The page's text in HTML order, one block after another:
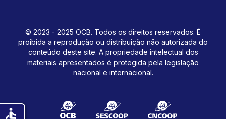
© 2023 - 2025 OCB. Todos os direitos reservados. É
proibida a reprodução ou distribuição não autorizada do
conteúdo deste site. A propriedade intelectual dos
materiais apresentados é protegida pela legislação
nacional e internacional.
accessible